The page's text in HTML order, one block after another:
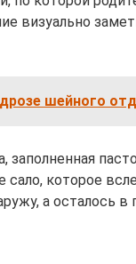
визуально
шейного
заполненная
которое
а осталось в